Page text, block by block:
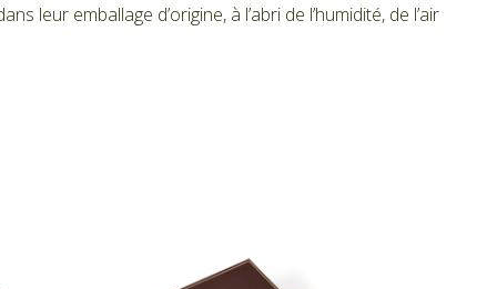
emballage d’origine, à l’abri de l’humidité, de l’air